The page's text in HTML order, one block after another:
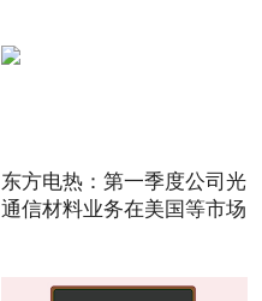
东方电热：第一季度公司光
通信材料业务在美国等市场